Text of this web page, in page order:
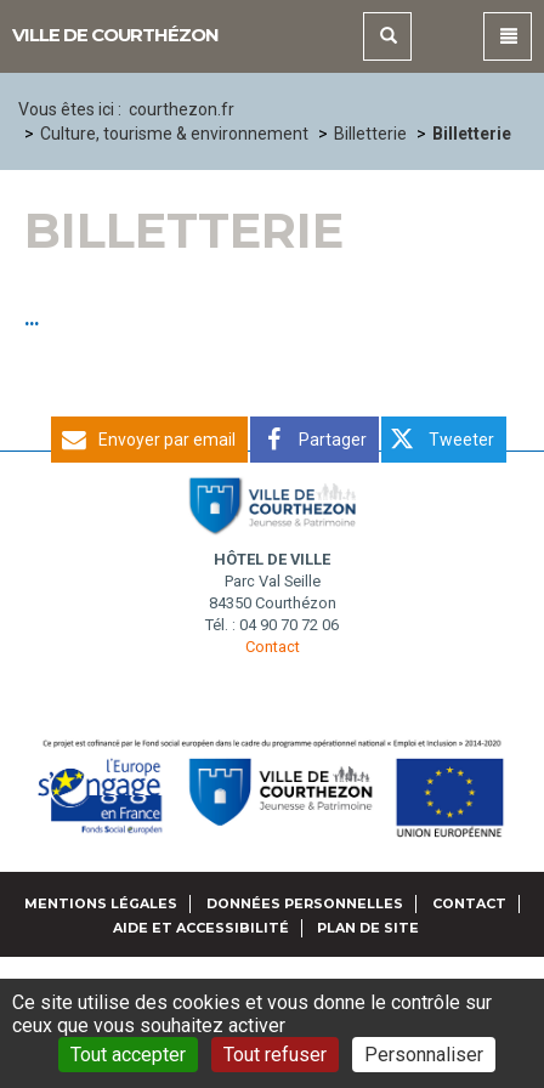
VILLE DE COURTHÉZON
Vous êtes ici : courthezon.fr
Culture, tourisme & environnement
Billetterie Billetterie
BILLETTERIE
...
Envoyer par email Partager Tweeter
HÔTEL DE VILLE
Parc Val Seille
84350 Courthézon
Tél. : 04 90 70 72 06
Contact
MENTIONS LÉGALES DONNÉES PERSONNELLES
CONTACT
AIDE ET ACCESSIBILITÉ
PLAN DE SITE
Ce site utilise des cookies et vous donne le contrôle sur
ceux que vous souhaitez activer
Tout accepter
Tout refuser Personnaliser